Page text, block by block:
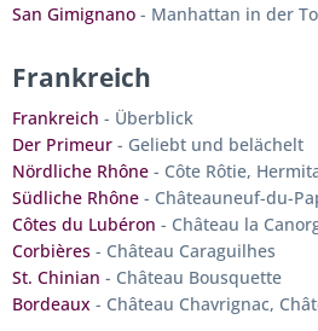
San Gimignano - Manhattan in der
Frankreich
Frankreich - Überblick
Der Primeur - Geliebt und belächelt
Nördliche Rhône - Côte Rôtie,
Südliche Rhône - Châteauneuf-du-
Côtes du Lubéron - Château la
Corbières - Château Caraguilhes
St. Chinian - Château Bousquette
Bordeaux - Château Chavrignac,